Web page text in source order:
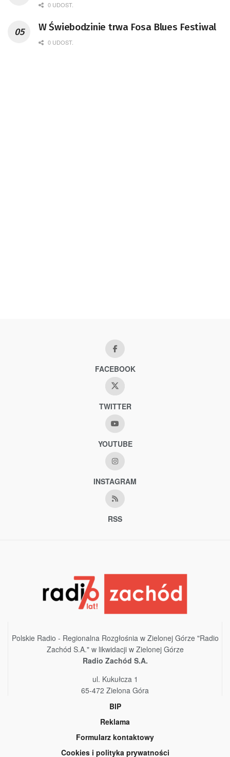
0 UDOST.
W Świebodzinie trwa Fosa Blues Festiwal
0 UDOST.
FACEBOOK
TWITTER
YOUTUBE
INSTAGRAM
RSS
Polskie Radio - Regionalna Rozgłośnia w Zielonej Górze "Radio
Zachód S.A." w likwidacji w Zielonej Górze
Radio Zachód S.A.
ul. Kukułcza 1
65-472 Zielona Góra
BIP
Reklama
Formularz kontaktowy
Cookies i polityka prywatności